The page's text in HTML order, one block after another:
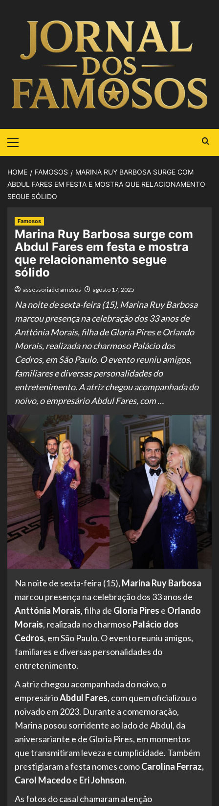
HOME FAMOSOS
MARINA RUY BARBOSA SURGE COM
ABDUL FARES EM FESTA E MOSTRA QUE RELACIONAMENTO
SEGUE SÓLIDO
Famosos
Marina Ruy Barbosa surge com
Abdul Fares em festa e mostra
que relacionamento segue
sólido
assessoriadefamosos agosto 17, 2025
Na noite de sexta-feira (15), Marina Ruy Barbosa
marcou presença na celebração dos 33 anos de
Anttónia Morais, filha de Gloria Pires e Orlando
Morais, realizada no charmoso Palácio dos
Cedros, em São Paulo. O evento reuniu amigos,
familiares e diversas personalidades do
entretenimento. A atriz chegou acompanhada do
noivo, o empresário Abdul Fares, com …
Na noite de sexta-feira (15), Marina Ruy Barbosa
marcou presença na celebração dos 33 anos de
Anttónia Morais, filha de Gloria Pires e Orlando
Morais, realizada no charmosoPalácio dos
Cedros, em São Paulo. O evento reuniu amigos,
familiares e diversas personalidades do
entretenimento.
A atriz chegou acompanhada do noivo, o
empresárioAbdul Fares, com quem oficializou o
noivado em 2023. Durante a comemoração,
Marina posou sorridente ao lado de Abdul, da
aniversariante e de Gloria Pires, em momentos
que transmitiram leveza e cumplicidade. Também
prestigiaram a festa nomes comoCarolina Ferraz,
Carol Macedo e Eri Johnson.
As fotos do casal chamaram atenção